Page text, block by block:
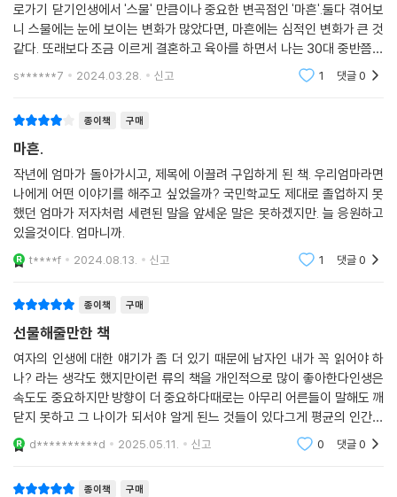
지만 행복한 시절은 한 번도 오지 않았다. 양질의 일자리는 줄어들고, 물가
는 치솟고, 여생은 늘어나는 등 환경은 더욱 각박해지고 있다. 조금 따라붙
었다 싶으면 조롱하듯 저 멀리 달아나 버리는 성공과 행복. 게다가 소셜 미
디어가 지배하는 세상에는 젊은 나이에 부와 명예를 이룬 사람들투성이다.
는다. 지금껏 그 나이 먹도록 해 놓은 게 뭐냐고. 대기업에 근무하고 서울에
집 한 채를 가지고 있는 것이 ‘뉴노멀’이 되어 버린 요즘, 하루하루 열심히
살아가는 대다수 마흔 살은 스스로를 자랑스럽게 여기기는커녕 자괴감에
깊이 빠져든다. 오늘날 마흔 살이 누구보다 열심히 살아가는데도 스스로에
게 제일 야박할 수밖에 없는 이유다. 지금껏 자신의 쓸모를 증명하기 위해
너무 고단하게 살아온 그들은 마흔 살이 되어서야 비로소 깨닫는다. 단 한
는 그것이 부모 세대로서 가장 가슴 아팠던 부분이라고 고백하며 딸에게
“앞으로도 세상은 너에게 더 열심히 노력하라고, 왜 이것밖에 못 하느냐고
다그칠 것이다. 하지만 세상이 네 인생을 대신 살아 주지는 않는 법이다. 네
인생의 주인은 너다. 네 느낌을 믿고 네 생각을 신뢰하고, 원하는 일을 하면
서 소중한 사람들과 함께 가면 성공한 인생이다. 그러니 모든 걸 잘하려고
너무 애쓰지 마라. 돌이켜 보면 네가 무엇을 잘해서 뿌듯하기는 했어도, 그
게 너를 사랑하는 이유는 아니었다. 너는 그저 존재만으로도 내게 빛이었
이 아니다. 그러니 세상의 말에 주눅 들지 말기를. 설령 네가 아무것도 되지
로가기 닫기인생에서 '스물' 만큼이나 중요한 변곡점인 '마흔'.둘다 겪어보
니 스물에는 눈에 보이는 변화가 많았다면, 마흔에는 심적인 변화가 큰 것
같다. 또래보다 조금 이르게 결혼하고 육아를 하면서 나는 30대 중반쯤부
터 심적 울렁임이 일었던 것 같다. 마치 낚시 바늘에 코가 껴서 끌려가는 물
s******7 2024.03.28. 신고 1 댓글0
종이책 구매
마흔.
작년에 엄마가 돌아가시고, 제목에 이끌려 구입하게 된 책. 우리엄마라면
나에게 어떤 이야기를 해주고 싶었을까? 국민학교도 제대로 졸업하지 못
했던 엄마가 저자처럼 세련된 말을 앞세운 말은 못하겠지만. 늘 응원하고
있을것이다. 엄마니까.
t****f 2024.08.13. 신고 1 댓글0
종이책 구매
선물해줄만한 책
여자의 인생에 대한 얘기가 좀 더 있기 때문에 남자인 내가 꼭 읽어야 하
나? 라는 생각도 했지만이런 류의 책을 개인적으로 많이 좋아한다인생은
속도도 중요하지만 방향이 더 중요하다때로는 아무리 어른들이 말해도 깨
닫지 못하고 그 나이가 되서야 알게 된느 것들이 있다그게 평균의 인간이
고, 그렇지 않기 위해 우리는 노력하고 있는 것이다그런 관점에서 이런 종
류의 책들을 읽고 틈
d**********d 2025.05.11. 신고 0 댓글0
종이책 구매